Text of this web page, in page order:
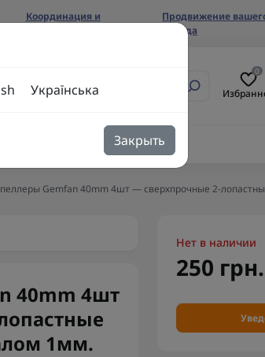
Координация и
Продвижение
бренда
0
Gemfan 40mm 4шт — сверхпрочные 2-
Українська
Закрыть
40mm 4шт
1мм.
Нет в наличии
250 грн.